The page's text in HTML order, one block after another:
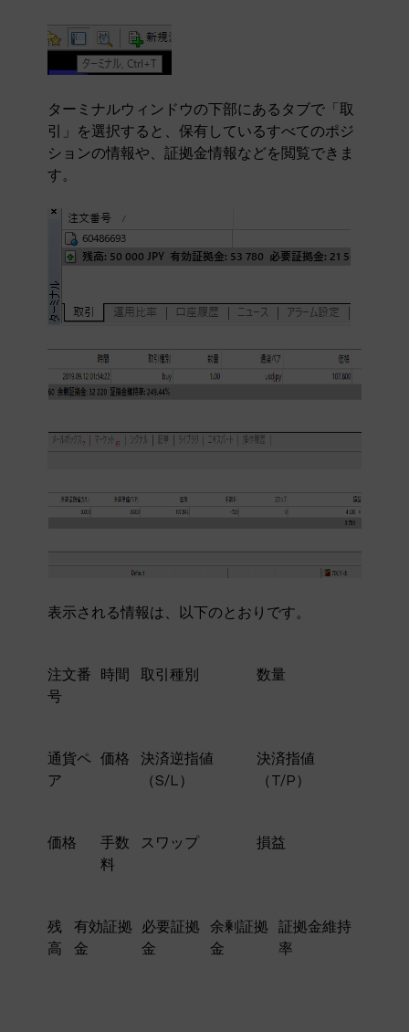
ターミナルウィンドウの下部にあるタブで「取
引」を選択すると、保有しているすべてのポジ
ションの情報や、証拠金情報などを閲覧できま
す。
表示される情報は、以下のとおりです。
注文番
号
時間 取引種別 数量
通貨ペ
ア
価格
決済逆指値
（S/L）
決済指値
（T/P）
価格
手数
料
スワップ 損益
残
高
有効証拠
金
必要証拠
金
余剰証拠
金
証拠金維持
率